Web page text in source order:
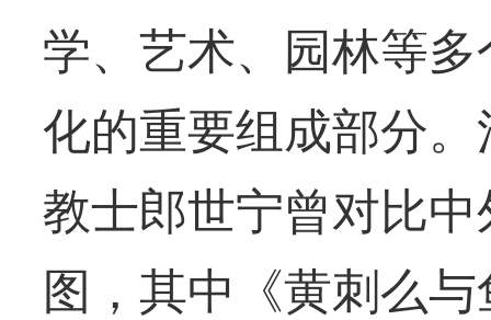
学、艺术、园林等
化的重要组成部分
教士郎世宁曾对比
图，其中《黄刺么